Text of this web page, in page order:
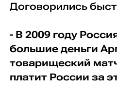
Договорились
- В 2009 году
большие деньги
товарищеский
платит России за